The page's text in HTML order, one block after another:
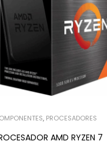
, PROCESADORES
AMD RYZEN 7